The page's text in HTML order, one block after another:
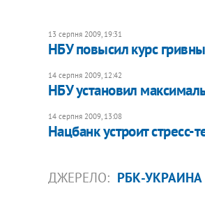
13 серпня 2009, 19:31
НБУ повысил курс
14 серпня 2009, 12:42
НБУ установил
14 серпня 2009, 13:08
Нацбанк устроит стресс-
ДЖЕРЕЛО: РБК-УКРАИНА